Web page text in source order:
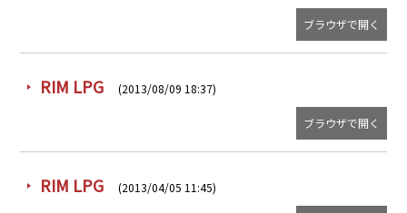
ブラウザで開く
RIM LPG (2013/08/09 18:37)
ブラウザで開く
RIM LPG (2013/04/05 11:45)